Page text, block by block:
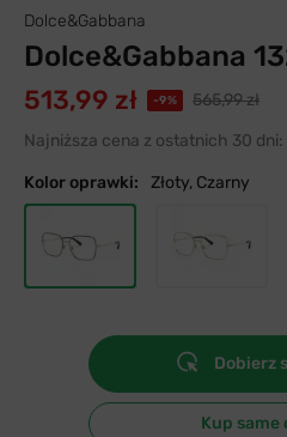
Dolce&Gabbana
Dolce&Gabbana
513,99 zł -9%
565,99 zł
Najniższa cena z ostatnich 30 dni:
Kolor oprawki: Złoty, Czarny
Dobierz
Kup same